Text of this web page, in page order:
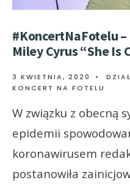
#KoncertNaFotelu
Miley Cyrus “She Is
3 KWIETNIA, 2020 •
KONCERT NA FOTELU
W związku z obecną
epidemii
koronawirusem
postanowiła